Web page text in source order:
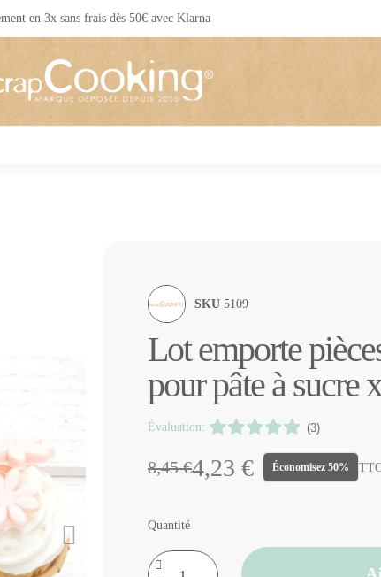
Livraison 24 / 48 h partout en France
SKU 5109
Lot emporte
pour pâte à sucre
Évaluation: (3)
8,45 €4,23 € Économisez 50%
Quantité